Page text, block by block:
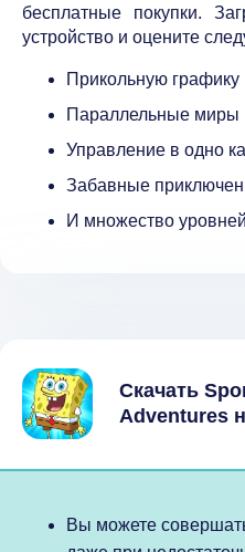
бесплатные покупки.
устройство и оцените
Прикольную графику
Параллельные миры
Управление в одно
Забавные
И множество
Скачать
Adventures
Вы можете